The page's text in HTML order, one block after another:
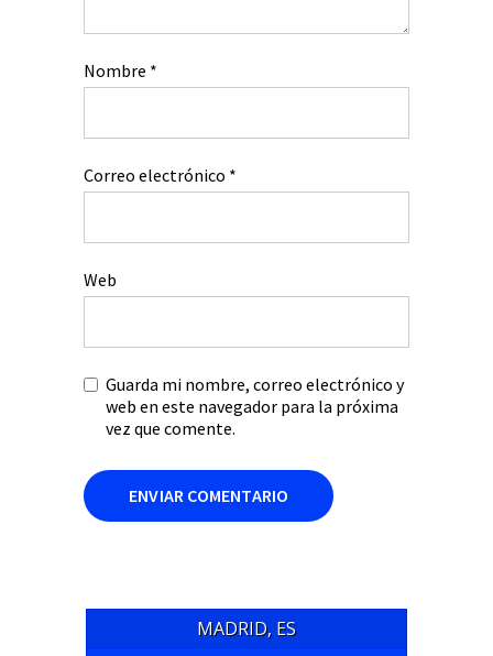
Nombre *
Correo electrónico *
Web
Guarda mi nombre, correo electrónico y
web en este navegador para la próxima
vez que comente.
MADRID, ES